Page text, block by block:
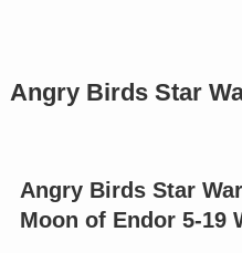
Angry Birds Star
Angry Birds Star
Moon of Endor 5-19